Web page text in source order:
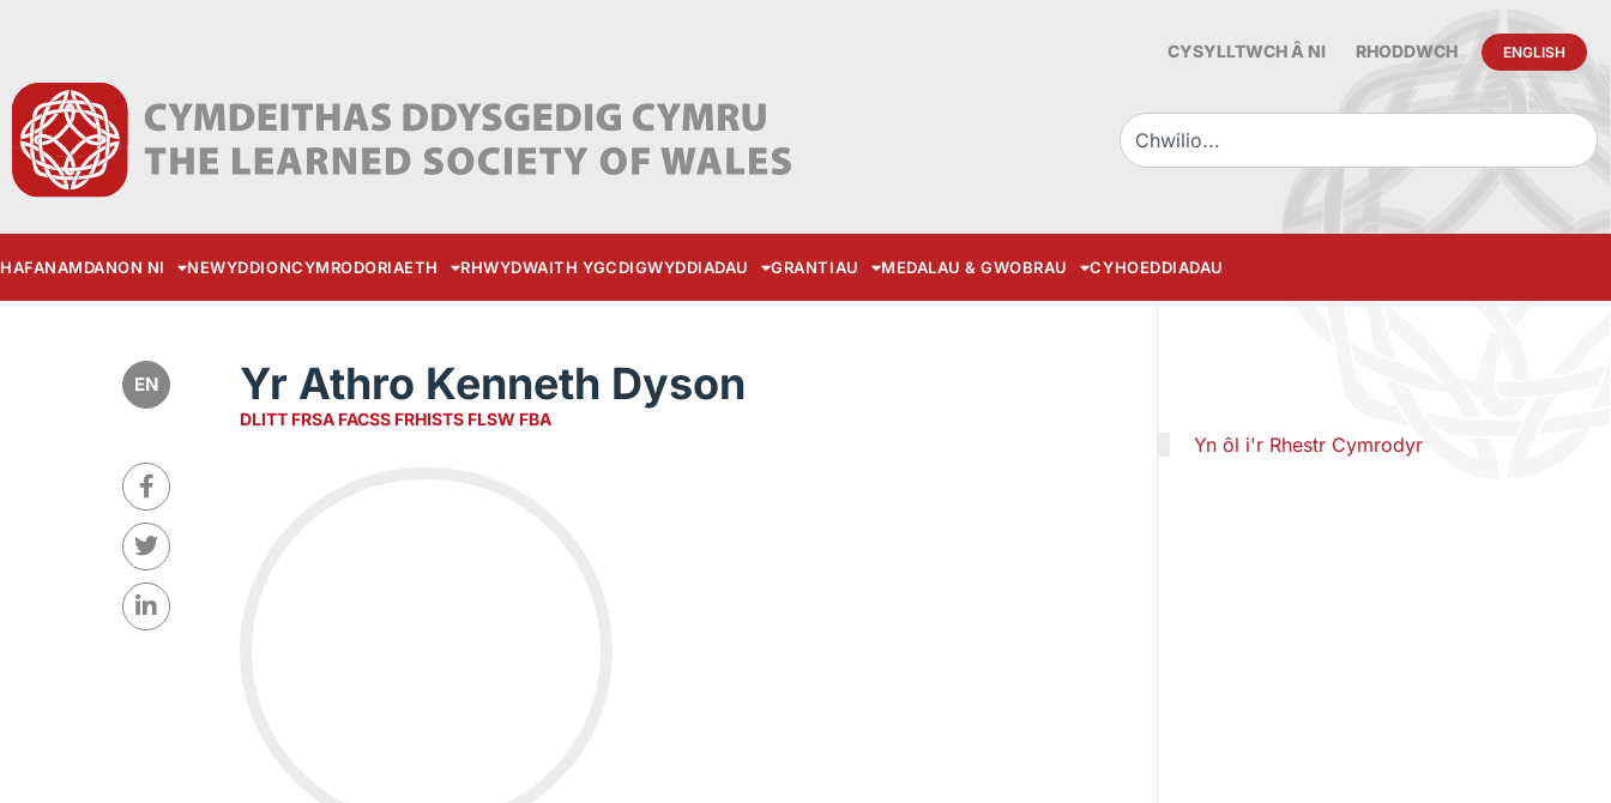
CYSYLLTWCH Â NI RHODDWCH ENGLISH
HAFANAMDANON NI NEWYDDIONCYMRODORIAETH RHWYDWAITH YGCDIGWYDDIADAU GRANTIAU MEDALAU & GWOBRAU CYHOEDDIADAU
EN Yr Athro Kenneth Dyson
DLITT FRSA FACSS FRHISTS FLSW FBA
Yn ôl i'r Rhestr Cymrodyr